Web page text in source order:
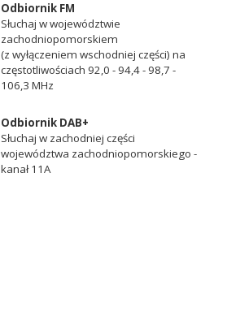
Odbiornik FM
Słuchaj w województwie
zachodniopomorskiem
(z wyłączeniem wschodniej części) na
częstotliwościach 92,0 - 94,4 - 98,7 -
106,3 MHz
Odbiornik DAB+
Słuchaj w zachodniej części
województwa zachodniopomorskiego -
kanał 11A